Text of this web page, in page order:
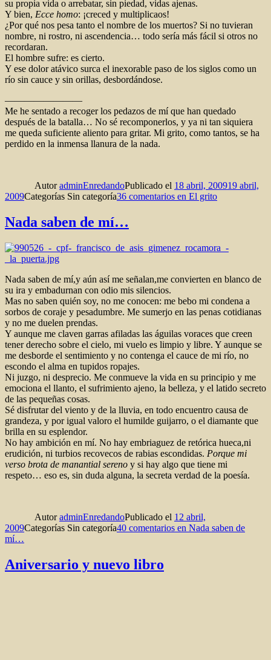
su propia vida o arrebatar, sin piedad, vidas ajenas.
Y bien, Ecce homo: ¡creced y multiplicaos!
¿Por qué nos pesa tanto el nombre de los muertos? Si no tuvieran
nombre, ni rostro, ni ascendencia… todo sería más fácil si otros no
recordaran.
El hombre sufre: es cierto.
Y ese dolor atávico surca el inexorable paso de los siglos como un
río sin cauce y sin orillas, desbordándose.
————————
Me he sentado a recoger los pedazos de mí que han quedado
después de la batalla… No sé recomponerlos, y ya ni tan siquiera
me queda suficiente aliento para gritar. Mi grito, como tantos, se ha
perdido en la inmensa llanura de la nada.
AutoradminEnredandoPublicado el 18 abril, 200919 abril,
2009Categorías Sin categoría36 comentarios en El grito
Nada saben de mí…
Nada saben de mí,y aún así me señalan,me convierten en blanco de
su ira y embadurnan con odio mis silencios.
Mas no saben quién soy, no me conocen: me bebo mi condena a
sorbos de coraje y pesadumbre. Me sumerjo en las penas cotidianas
y no me duelen prendas.
Y aunque me claven garras afiladas las águilas voraces que creen
tener derecho sobre el cielo, mi vuelo es limpio y libre. Y aunque se
me desborde el sentimiento y no contenga el cauce de mi río, no
escondo el alma en tupidos ropajes.
Ni juzgo, ni desprecio. Me conmueve la vida en su principio y me
emociona el llanto, el sufrimiento ajeno, la belleza, y el latido secreto
de las pequeñas cosas.
Sé disfrutar del viento y de la lluvia, en todo encuentro causa de
grandeza, y por igual valoro el humilde guijarro, o el diamante que
brilla en su esplendor.
No hay ambición en mí. No hay embriaguez de retórica hueca,ni
erudición, ni turbios recovecos de rabias escondidas. Porque mi
verso brota de manantial sereno y si hay algo que tiene mi
respeto… eso es, sin duda alguna, la secreta verdad de la poesía.
AutoradminEnredandoPublicado el 12 abril,
2009Categorías Sin categoría40 comentarios en Nada saben de
mí…
Aniversario y nuevo libro